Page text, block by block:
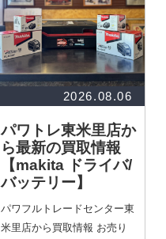
2026.08.06
パワトレ東米里店か
ら最新の買取情報
【makita ドライバ/
バッテリー】
パワフルトレードセンター東
米里店から買取情報 お売り